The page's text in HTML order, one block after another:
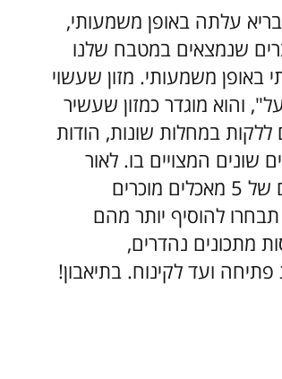
עלתה באופן משמעותי,
שנמצאים במטבח שלנו
משמעותי. מזון שעשוי
והוא מוגדר כמזון שעשיר
ללקות במחלות שונות, הודות
שונים המצויים בו. לאור
עובדות אלו רצוי שתתוודעו ליתרונות הבריאותיים של 5 מאכלים מוכרים
להוסיף יותר מהם
מתכונים נהדרים,
ועד לקינוח. בתיאבון!